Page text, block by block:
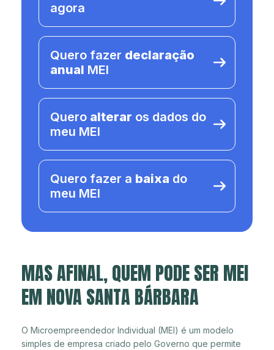
agora
Quero fazer declaração
anual MEI
Quero alterar os dados do
meu MEI
Quero fazer a baixa do
meu MEI
MAS AFINAL, QUEM PODE SER MEI
EM NOVA SANTA BÁRBARA
O Microempreendedor Individual (MEI) é um modelo
simples de empresa criado pelo Governo que permite